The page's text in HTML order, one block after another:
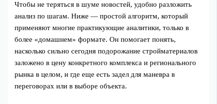
Чтобы не теряться в шуме новостей, удобно разложить
анализ по шагам. Ниже — простой алгоритм, который
применяют многие практикующие аналитики, только в
более «домашнем» формате. Он помогает понять,
насколько сильно сегодня подорожание стройматериалов
заложено в цену конкретного комплекса и регионального
рынка в целом, и где еще есть задел для маневра в
переговорах или в выборе объекта.